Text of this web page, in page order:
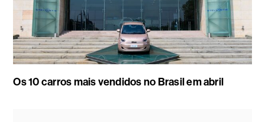
Os 10 carros mais vendidos no Brasil em abril